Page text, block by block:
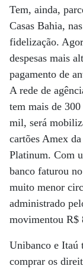
Tem, ainda,
Casas Bahia,
fidelização.
despesas mais
pagamento de
A rede de
tem mais de
mil, será
cartões Amex
Platinum. Com
banco faturou
muito menor
administrado
movimentou R$
Unibanco e Itaú
comprar os